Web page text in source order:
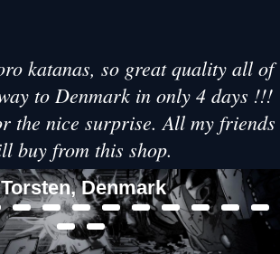
katanas, so great quality all of
to Denmark in only 4 days !!!
the nice surprise. All my friends
buy from this shop.
Denmark